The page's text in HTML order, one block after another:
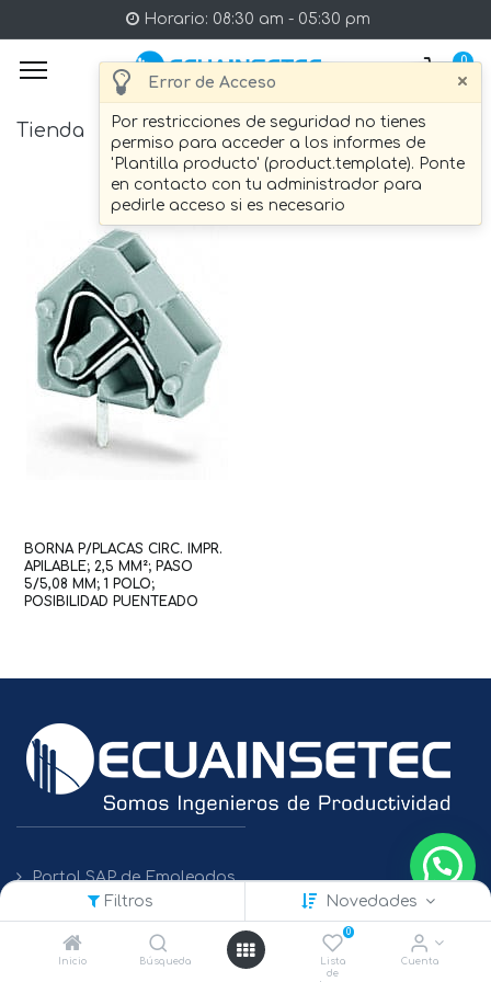
Error de Acceso ×
Por restricciones de seguridad no tienes
permiso para acceder a los informes de
'Plantilla producto' (product.template). Ponte
en contacto con tu administrador para
pedirle acceso si es necesario
Filtros Novedades
Inicio Búsqueda
0
Lista
de
Cuenta
Horario: 08:30 am - 05:30 pm
0
Tienda 1 artículo Encontrado.
BORNA P/PLACAS CIRC. IMPR.
APILABLE; 2,5 MM²; PASO
5/5,08 MM; 1 POLO;
POSIBILIDAD PUENTEADO
Portal SAP de Empleados